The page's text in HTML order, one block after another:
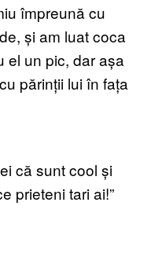
împreună cu
și am luat coca
el un pic, dar așa
părinții lui în fața
că sunt cool și
prieteni tari ai!”